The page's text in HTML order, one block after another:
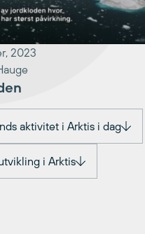
2023
aktivitet i Arktis i dag
i Arktis